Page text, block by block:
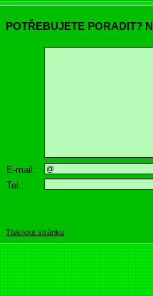
POTŘEBUJETE PORADIT?
E-mail:
Tel.:
Tisknout stránku